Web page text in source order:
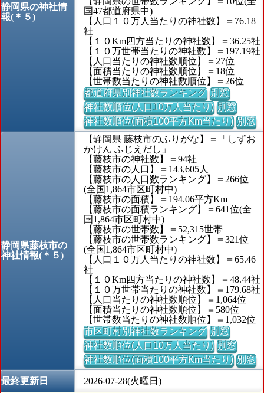
静岡県の神社情
報(＊５)
国47都道府県中)
【人口１０万人当たりの神社数】＝76.18
社
【１０Km四方当たりの神社数】＝36.25社
【１０万世帯当たりの神社数】＝197.19社
【人口当たりの神社数順位】＝27位
【面積当たりの神社数順位】＝18位
【世帯数当たりの神社数順位】＝26位
都道府県別神社数ランキング 別窓
神社数順位(人口10万人当たり) 別窓
神社数順位(面積100平方Km当たり) 別窓
静岡県藤枝市の
神社情報(＊５)
【静岡県 藤枝市のふりがな】＝「しずお
かけん ふじえだし」
【藤枝市の神社数】＝94社
【藤枝市の人口】＝143,605人
【藤枝市の人口数ランキング】＝266位
(全国1,864市区町村中)
【藤枝市の面積】＝194.06平方Km
【藤枝市の面積ランキング】＝641位(全
国1,864市区町村中)
【藤枝市の世帯数】＝52,315世帯
【藤枝市の世帯数ランキング】＝321位
(全国1,864市区町村中)
【人口１０万人当たりの神社数】＝65.46
社
【１０Km四方当たりの神社数】＝48.44社
【１０万世帯当たりの神社数】＝179.68社
【人口当たりの神社数順位】＝1,064位
【面積当たりの神社数順位】＝580位
【世帯数当たりの神社数順位】＝1,032位
市区町村別神社数ランキング 別窓
神社数順位(人口10万人当たり) 別窓
神社数順位(面積100平方Km当たり) 別窓
最終更新日
2026-07-28(火曜日)